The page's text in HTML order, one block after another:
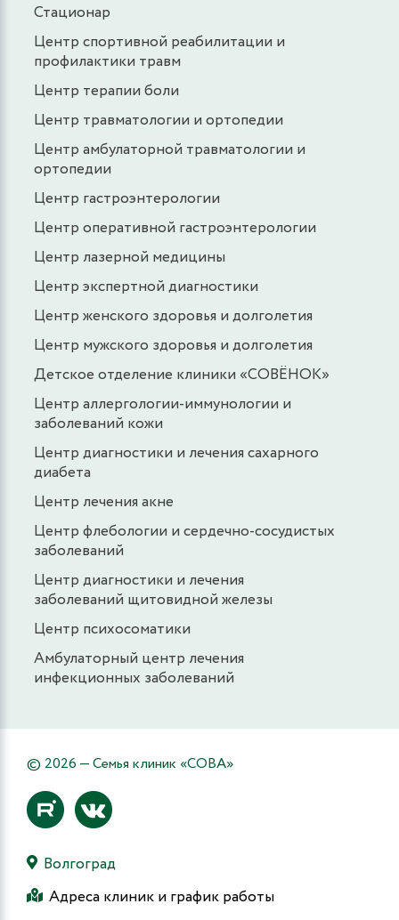
Стационар
Центр спортивной реабилитации и
профилактики травм
Центр терапии боли
Центр травматологии и ортопедии
Центр амбулаторной травматологии и
ортопедии
Центр гастроэнтерологии
Центр оперативной гастроэнтерологии
Центр лазерной медицины
Центр экспертной диагностики
Центр женского здоровья и долголетия
Центр мужского здоровья и долголетия
Детское отделение клиники «СОВЁНОК»
Центр аллергологии-иммунологии и
заболеваний кожи
Центр диагностики и лечения сахарного
диабета
Центр лечения акне
Центр флебологии и сердечно-сосудистых
заболеваний
Центр диагностики и лечения
заболеваний щитовидной железы
Центр психосоматики
Амбулаторный центр лечения
инфекционных заболеваний
© 2026 — Семья клиник «СОВА»
Волгоград
Адреса клиник и график работы